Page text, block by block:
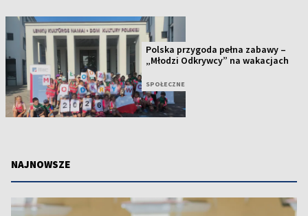
Polska przygoda pełna zabawy –
„Młodzi Odkrywcy” na wakacjach
SPOŁECZNE
NAJNOWSZE